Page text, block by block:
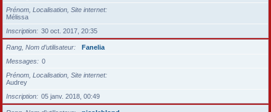
Prénom, Localisation, Site internet
Mélissa
Inscription
30 oct. 2017, 20:35
Rang, Nom d’utilisateur
Fanelia
Messages
0
Prénom, Localisation, Site internet
Audrey
Inscription
05 janv. 2018, 00:49